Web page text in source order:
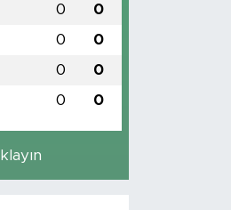
0 0
0 0
0 0
0 0